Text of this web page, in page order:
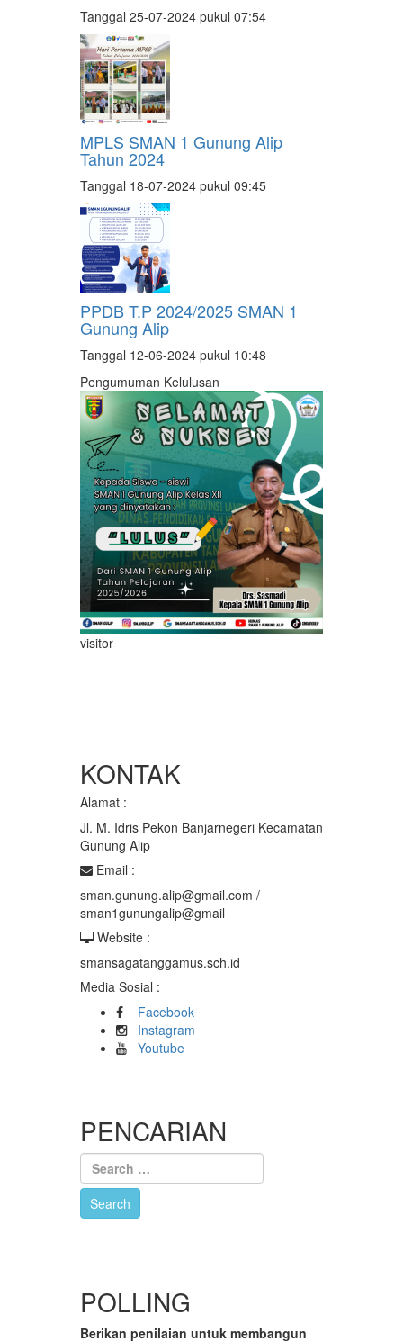
Tanggal 25-07-2024 pukul 07:54
MPLS SMAN 1 Gunung Alip
Tahun 2024
Tanggal 18-07-2024 pukul 09:45
PPDB T.P 2024/2025 SMAN 1
Gunung Alip
Tanggal 12-06-2024 pukul 10:48
Pengumuman Kelulusan
visitor
KONTAK
Alamat :
Jl. M. Idris Pekon Banjarnegeri Kecamatan
Gunung Alip
Email :
sman.gunung.alip@gmail.com /
sman1gunungalip@gmail
Website :
smansagatanggamus.sch.id
Media Sosial :
Facebook
Instagram
Youtube
PENCARIAN
POLLING
Berikan penilaian untuk membangun